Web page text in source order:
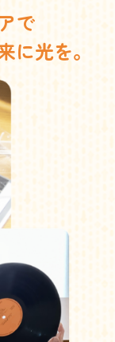
で
に光を。